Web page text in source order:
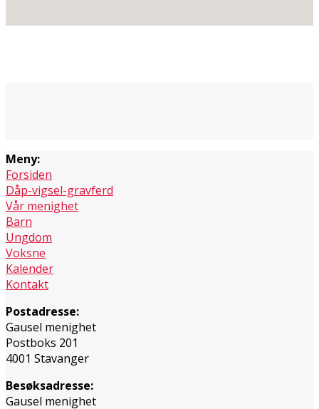
Meny:
Forsiden
Dåp-vigsel-gravferd
Vår menighet
Barn
Ungdom
Voksne
Kalender
Kontakt
Postadresse:
Gausel menighet
Postboks 201
4001 Stavanger
Besøksadresse:
Gausel menighet